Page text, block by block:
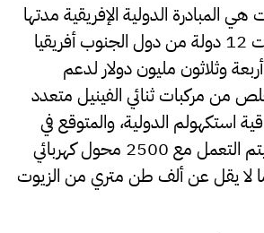
المبادرة الدولية الإفريقية مدتها
خمسة سنوات غطت 12 دولة من دول الجنوب أفريقيا
وثلاثون مليون دولار لدعم
من مركبات ثنائي الفينيل متعدد
استكهولم الدولية، والمتوقع في
هذه المبادرة أنه سيتم التعمل مع 2500 محول كهربائي
لا يقل عن ألف طن متري من الزيوت